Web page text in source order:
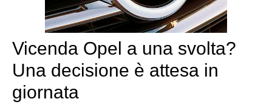
Vicenda Opel a una svolta?
Una decisione è attesa in
giornata